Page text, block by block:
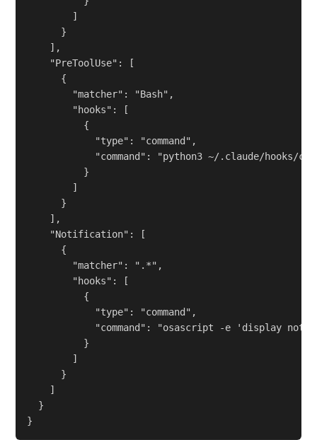
        ]
      }
    ],
    "PreToolUse": [
      {
        "matcher": "Bash",
        "hooks": [
          {
            "type": "command",
"command": "python3 ~/.claude/hooks/
          }
        ]
      }
    ],
    "Notification": [
      {
        "matcher": ".*",
        "hooks": [
          {
            "type": "command",
"command": "osascript -e 'display
          }
        ]
      }
    ]
  }